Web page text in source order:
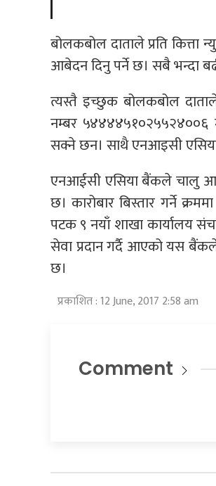
बोलकबोल दाताले प्रति
आबेदन दिनु पर्ने छ। सबै भन्दा
त्यस्तै इच्छुक बोलकबोल
नम्बर
सक्ने छन। साथै एनआइसी
एनआईसी एसिया बैंकले चालु
छ। कारोबार बिस्तार गर्ने
पटक ९ नयाँ शाखा कार्यालय
सेवा प्रदान गर्दै आएको यस
छ।
प्रकाशित : 12 June, 2017 2:58 am
Comment